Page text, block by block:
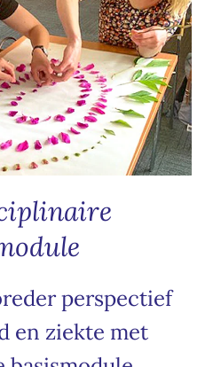
perspectief
en ziekte met